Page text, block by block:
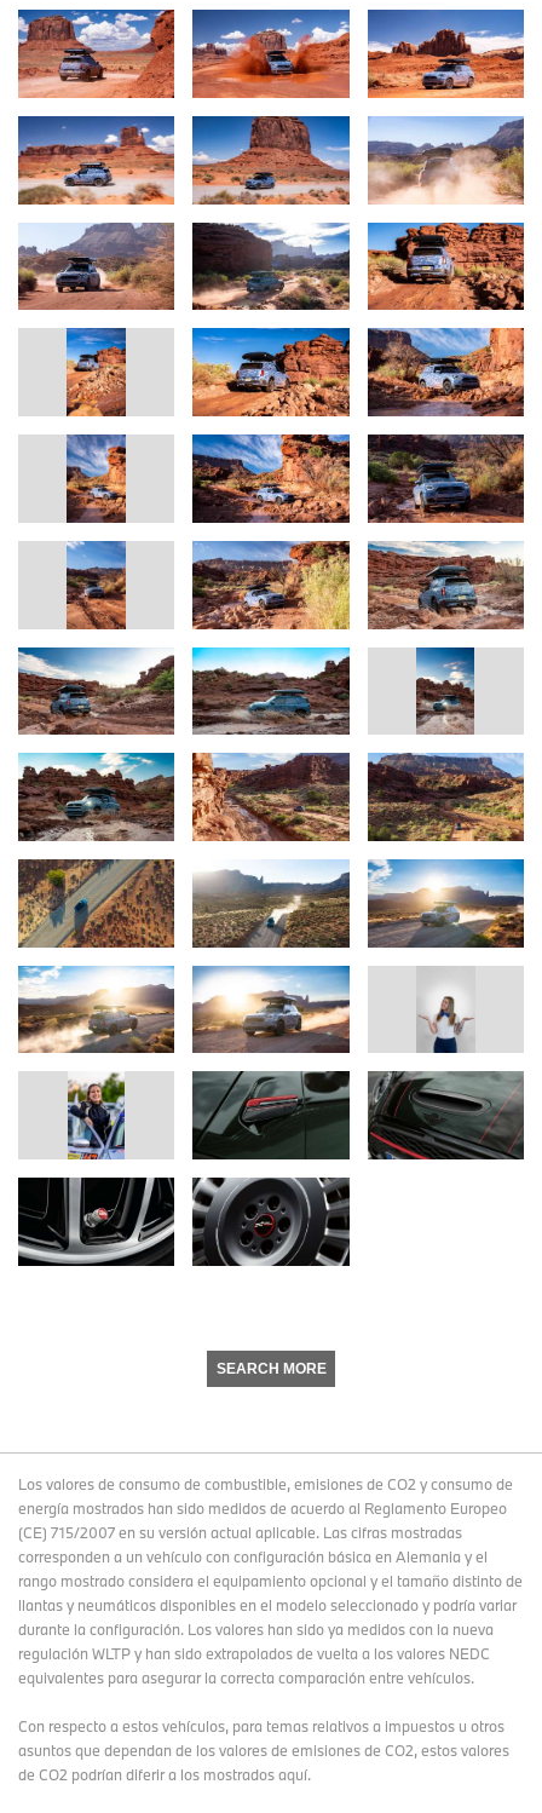
SEARCH MORE
Los valores de consumo de combustible, emisiones de CO2 y consumo de
energía mostrados han sido medidos de acuerdo al Reglamento Europeo
(CE) 715/2007 en su versión actual aplicable. Las cifras mostradas
corresponden a un vehículo con configuración básica en Alemania y el
rango mostrado considera el equipamiento opcional y el tamaño distinto de
llantas y neumáticos disponibles en el modelo seleccionado y podría variar
durante la configuración. Los valores han sido ya medidos con la nueva
regulación WLTP y han sido extrapolados de vuelta a los valores NEDC
equivalentes para asegurar la correcta comparación entre vehículos.
Con respecto a estos vehículos, para temas relativos a impuestos u otros
asuntos que dependan de los valores de emisiones de CO2, estos valores
de CO2 podrían diferir a los mostrados aquí.